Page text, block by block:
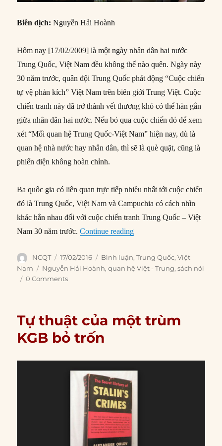
Biên dịch: Nguyễn Hải Hoành
Hôm nay [17/02/2009] là một ngày nhân dân hai nước
Trung Quốc, Việt Nam đều không thể nào quên. Ngày này
30 năm trước, quân đội Trung Quốc phát động “Cuộc chiến
tự vệ phản kích” Việt Nam trên biên giới Trung Việt. Cuộc
chiến tranh này đã trở thành vết thương khó có thể hàn gắn
giữa nhân dân hai nước. Nếu bỏ qua cuộc chiến đó để xem
xét “Mối quan hệ Trung Quốc-Việt Nam” hiện nay, dù là
quan hệ nhà nước hay nhân dân, thì sẽ là què quặt, cũng là
phiến diện không hoàn chỉnh.
Ba quốc gia có liên quan trực tiếp nhiều nhất tới cuộc chiến
đó là Trung Quốc, Việt Nam và Campuchia có cách nhìn
khác hẳn nhau đối với cuộc chiến tranh Trung Quốc – Việt
Nam 30 năm trước.Continue reading“Vì sao người VN ít thân
Author
NCQT
Posted
on
17/02/2016 Categories
Bình luận,Trung Quốc,Việt
Nam
Tags
Nguyễn Hải Hoành,quan hệ Việt - Trung,sách nói
0 Comments
Tự thuật của một trùm
KGB bỏ trốn